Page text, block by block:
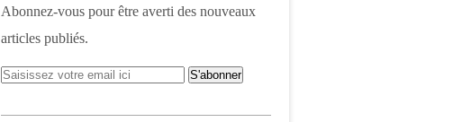
Abonnez-vous pour être averti des nouveaux
articles publiés.